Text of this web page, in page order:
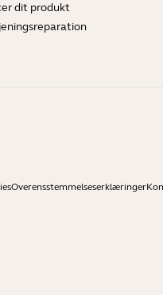
dit produkt
Overensstemmelseserklæringer